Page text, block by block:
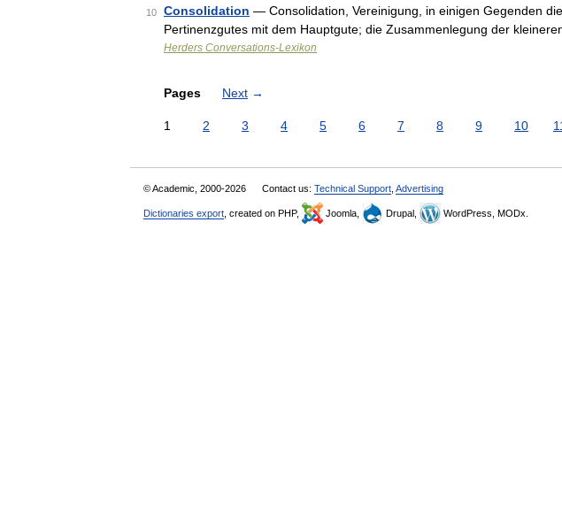
10 Consolidation — Consolidation, Vereinigung, in einigen Gegenden
Pertinenzgutes mit dem Hauptgute; die Zusammenlegung der
Herders Conversations-Lexikon
Pages Next →
1 2 3 4 5 6 7 8 9 10
© Academic, 2000-2026 Contact us: Technical Support Advertising
Dictionaries export , created on PHP, Joomla, Drupal, WordPress, MODx.